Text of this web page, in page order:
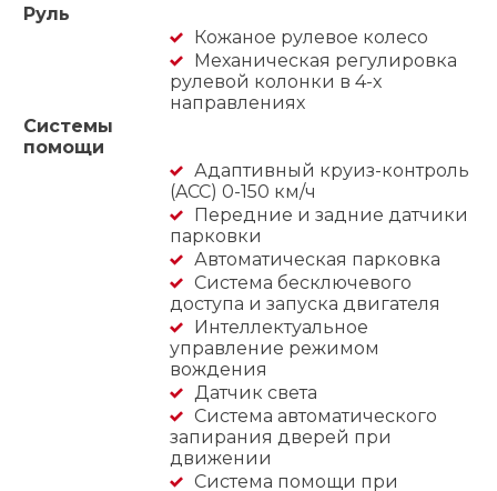
Руль
Кожаное рулевое колесо
Механическая регулировка
рулевой колонки в 4-х
направлениях
Системы
помощи
Адаптивный круиз-контроль
(ACC) 0-150 км/ч
Передние и задние датчики
парковки
Автоматическая парковка
Система бесключевого
доступа и запуска двигателя
Интеллектуальное
управление режимом
вождения
Датчик света
Система автоматического
запирания дверей при
движении
Система помощи при